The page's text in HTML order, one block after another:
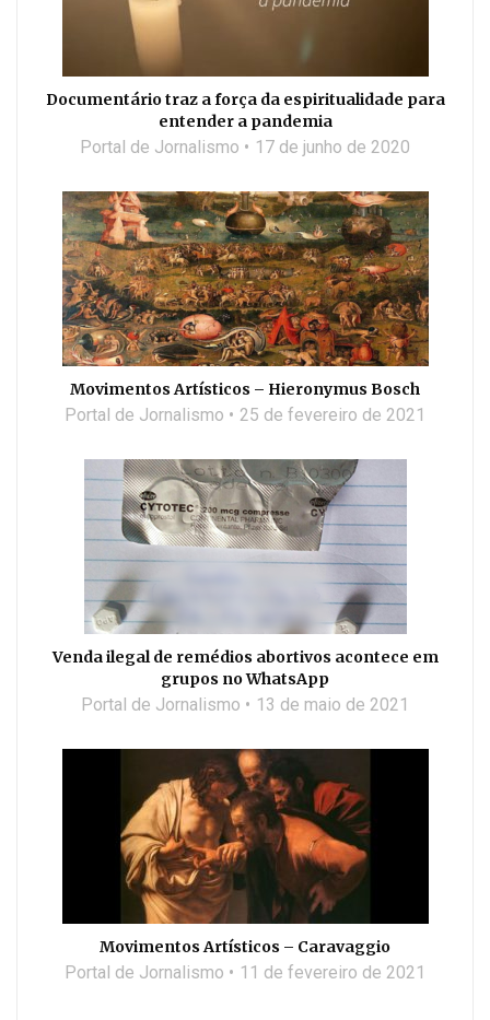
Documentário traz a força da espiritualidade para
entender a pandemia
Portal de Jornalismo 17 de junho de 2020
Movimentos Artísticos – Hieronymus Bosch
Portal de Jornalismo 25 de fevereiro de 2021
Venda ilegal de remédios abortivos acontece em
grupos no WhatsApp
Portal de Jornalismo 13 de maio de 2021
Movimentos Artísticos – Caravaggio
Portal de Jornalismo 11 de fevereiro de 2021